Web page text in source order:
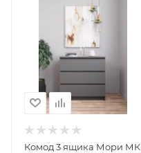
Комод 3 ящика Мори МК